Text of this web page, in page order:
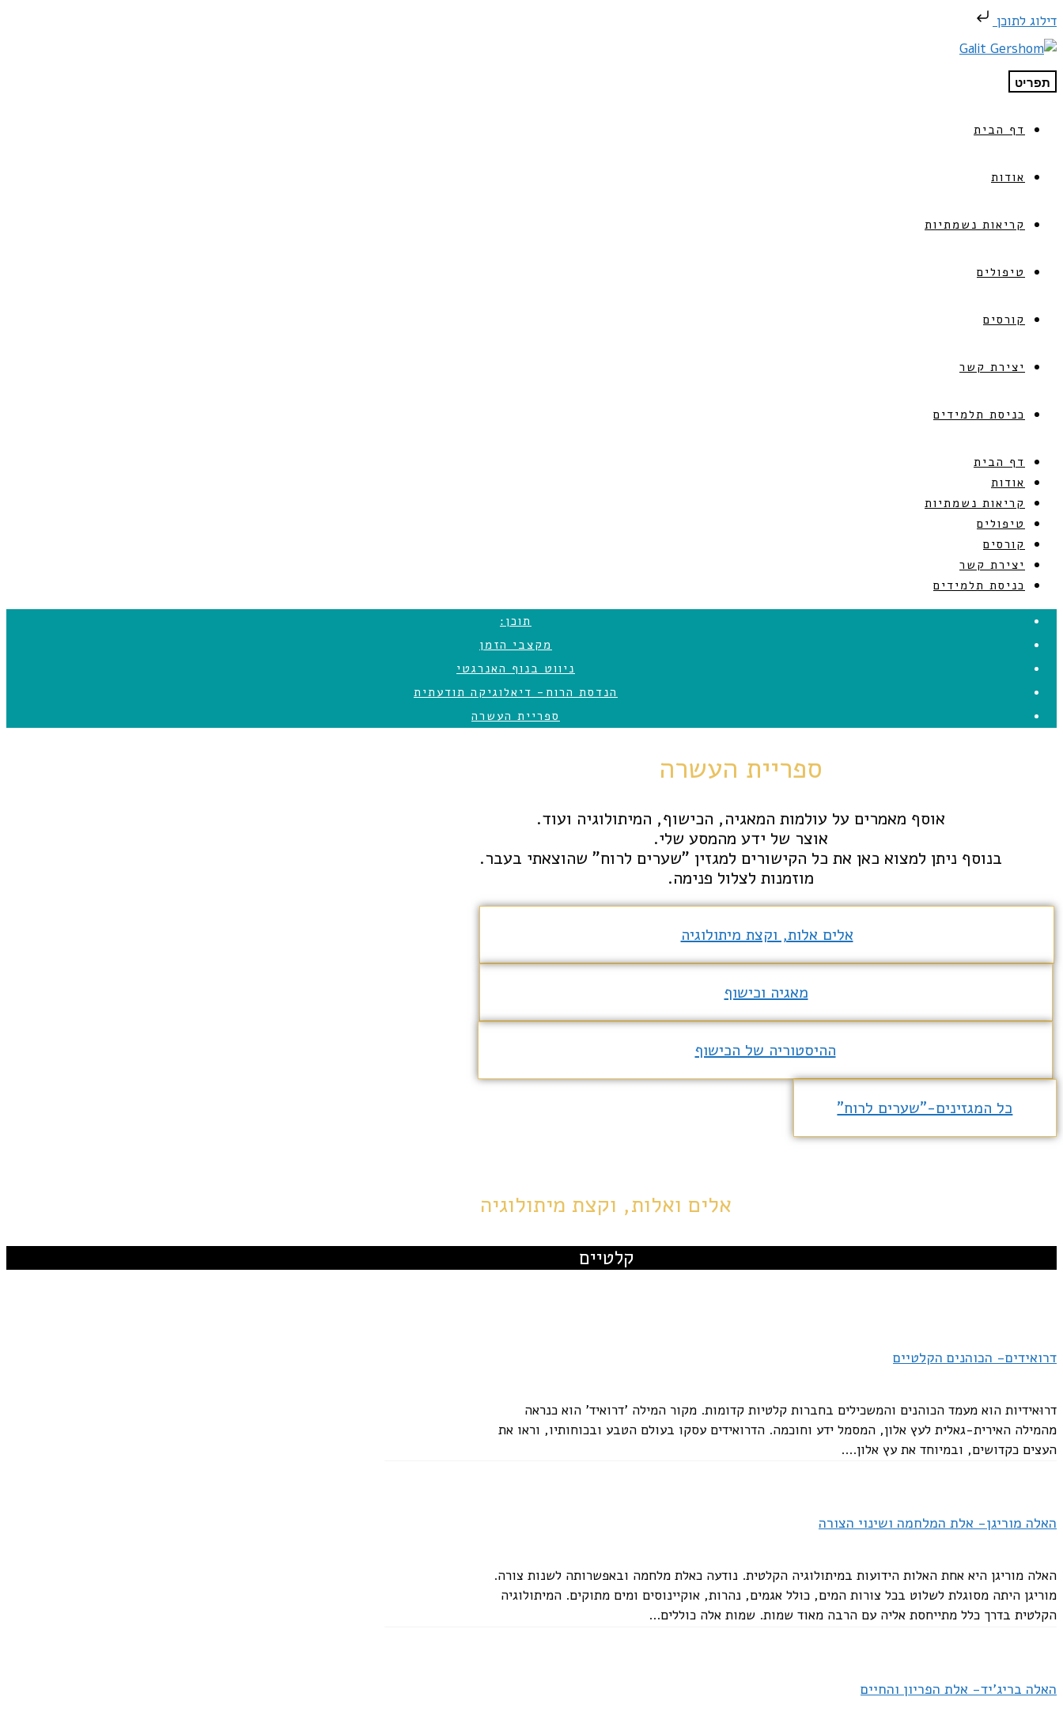
דילוג לתוכן
תפריט
דף הבית
אודות
קריאות נשמתיות
טיפולים
קורסים
יצירת קשר
כניסת תלמידים
דף הבית
אודות
קריאות נשמתיות
טיפולים
קורסים
יצירת קשר
כניסת תלמידים
תוכן:
מקצבי הזמן
ניווט בנוף האנרגטי
הנדסת הרוח- דיאלוגיקה תודעתית
ספריית העשרה
ספריית העשרה
אוסף מאמרים על עולמות המאגיה, הכישוף, המיתולוגיה ועוד.
אוצר של ידע מהמסע שלי.
בנוסף ניתן למצוא כאן את כל הקישורים למגזין "שערים לרוח" שהוצאתי בעבר.
מוזמנות לצלול פנימה.
אלים אלות, וקצת מיתולוגיה
מאגיה וכישוף
ההיסטוריה של הכישוף
כל המגזינים-"שערים לרוח"
אלים ואלות, וקצת מיתולוגיה
קלטיים
דרואידים- הכוהנים הקלטיים
דרוּאידיות הוא מעמד הכוהנים והמשכילים בחברות קלטיות קדומות. מקור המילה 'דרואיד' הוא כנראה
מהמילה האירית-גאלית לעץ אלון, המסמל ידע וחוכמה. הדרואידים עסקו בעולם הטבע ובכוחותיו, וראו את
העצים כקדושים, ובמיוחד את עץ אלון....
האלה מוריגן- אלת המלחמה ושינוי הצורה
האלה מוריגן היא אחת האלות הידועות במיתולוגיה הקלטית. נודעה כאלת מלחמה ובאפשרותה לשנות צורה.
מוריגן היתה מסוגלת לשלוט בכל צורות המים, כולל אגמים, נהרות, אוקיינוסים ומים מתוקים. המיתולוגיה
הקלטית בדרך כלל מתייחסת אליה עם הרבה מאוד שמות. שמות אלה כוללים...
האלה בריג'יד- אלת הפריון והחיים